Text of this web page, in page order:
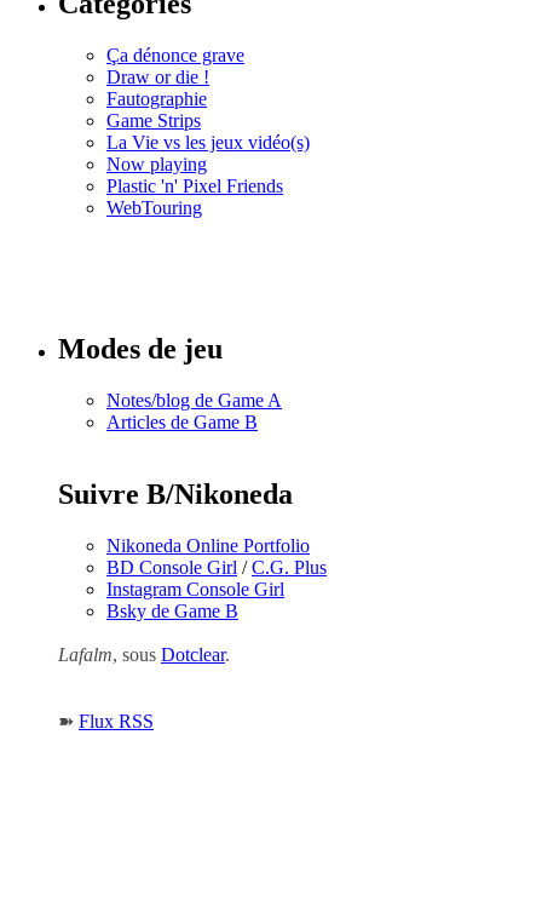
Ça dénonce grave
Draw or die !
Fautographie
Game Strips
La Vie vs les jeux vidéo(s)
Now playing
Plastic 'n' Pixel Friends
WebTouring
Modes de jeu
Notes/blog de Game A
Articles de Game B
Suivre B/Nikoneda
Nikoneda Online Portfolio
BD Console Girl /C.G. Plus
Instagram Console Girl
Bsky de Game B
Lafalm, sous Dotclear.
➽ Flux RSS